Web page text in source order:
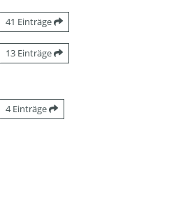
41 Einträge
13 Einträge
4 Einträge